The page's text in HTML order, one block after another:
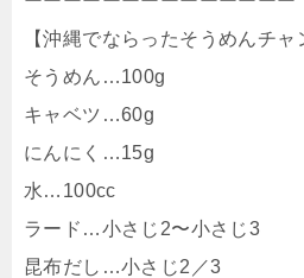
【沖縄でならったそうめんチャ
そうめん…100g
キャベツ…60g
にんにく…15g
水…100cc
ラード…小さじ2〜小さじ3
昆布だし…小さじ2／3